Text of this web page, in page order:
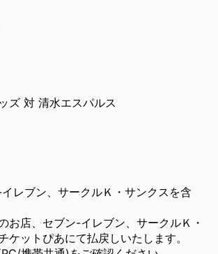
ズ 対 清水エスパルス
レブン、サークルＫ・サンクスを含
お店、セブン-イレブン、サークルＫ・
ットぴあにて払戻しいたします。